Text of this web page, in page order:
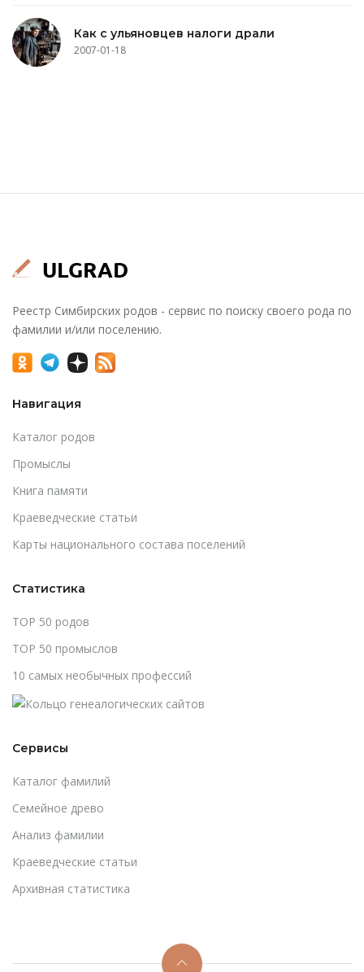
Как с ульяновцев налоги драли
2007-01-18
Реестр Симбирских родов - сервис по поиску своего рода по
фамилии и/или поселению.
Навигация
Каталог родов
Промыслы
Книга памяти
Краеведческие статьи
Карты национального состава поселений
Статистика
TOP 50 родов
TOP 50 промыслов
10 самых необычных профессий
Сервисы
Каталог фамилий
Cемейное древо
Анализ фамилии
Краеведческие статьи
Архивная статистика